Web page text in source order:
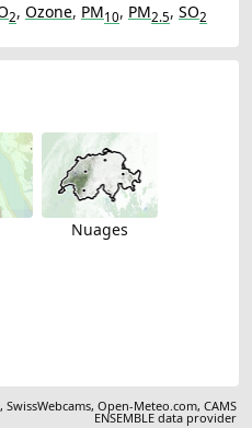
2, Ozone, PM10, PM2.5, SO2
Nuages
,SwissWebcams,Open-Meteo.com,CAMS
ENSEMBLE data provider